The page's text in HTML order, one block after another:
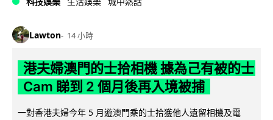
Lawton 14 小時
港夫婦澳門的士拾相機 據為己有被的士
Cam 睇到 2 個月後再入境被捕
一對香港夫婦今年 5 月遊澳門乘的士拾獲他人遺留相機及電